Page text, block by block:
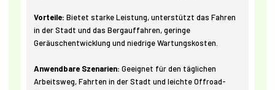
Vorteile: Bietet starke Leistung, unterstützt das Fahren
in der Stadt und das Bergauffahren, geringe
Geräuschentwicklung und niedrige Wartungskosten.
Anwendbare Szenarien:Geeignet für den täglichen
Arbeitsweg, Fahrten in der Stadt und leichte Offroad-